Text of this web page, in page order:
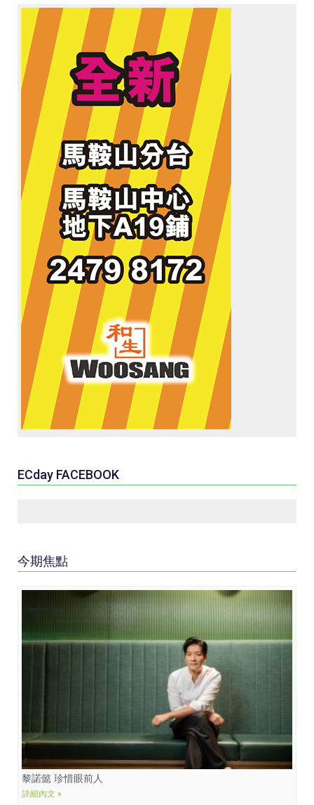
ECday FACEBOOK
今期焦點
黎諾懿 珍惜眼前人
詳細內文 »